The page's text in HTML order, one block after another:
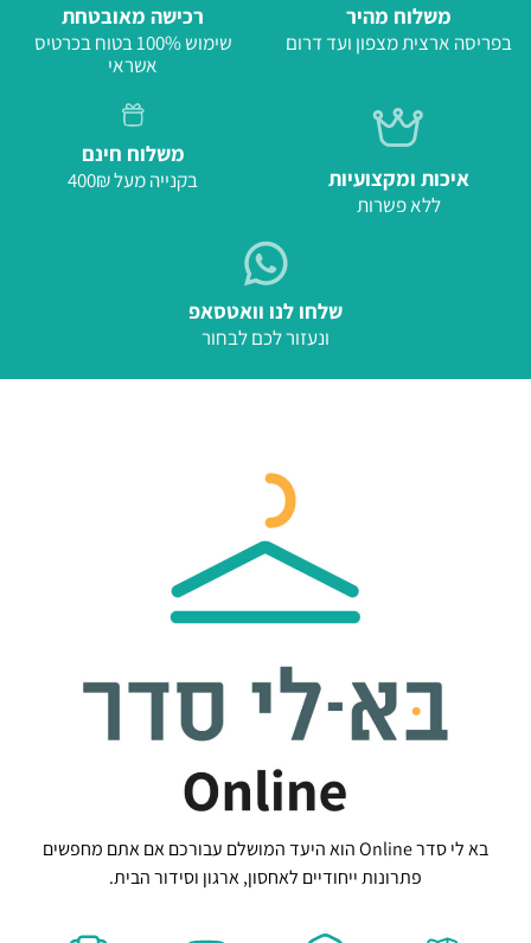
משלוח מהיר
בפריסה ארצית מצפון ועד דרום
רכישה מאובטחת
שימוש 100% בטוח בכרטיס
אשראי
איכות ומקצועיות
ללא פשרות
משלוח חינם
בקנייה מעל 400₪
שלחו לנו וואטסאפ
ונעזור לכם לבחור
בא לי סדר Online הוא היעד המושלם עבורכם אם אתם מחפשים
פתרונות ייחודיים לאחסון, ארגון וסידור הבית.